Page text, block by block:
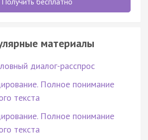
материалы
диалог-расспрос
Полное понимание
текста
Полное понимание
текста